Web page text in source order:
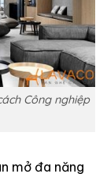
Công nghiệp
mở đa năng